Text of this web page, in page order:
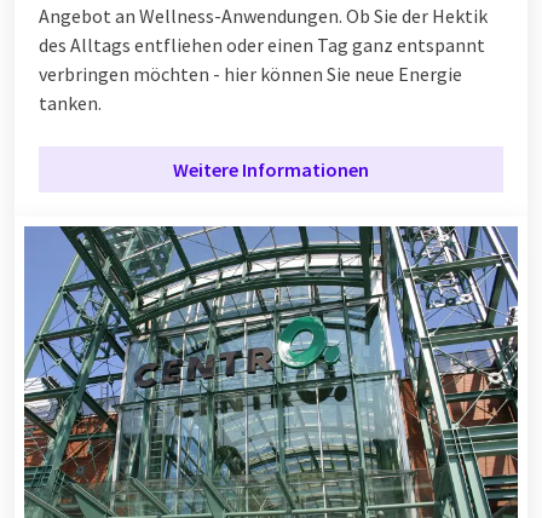
Angebot an Wellness-Anwendungen. Ob Sie der Hektik
des Alltags entfliehen oder einen Tag ganz entspannt
verbringen möchten - hier können Sie neue Energie
tanken.
Weitere Informationen